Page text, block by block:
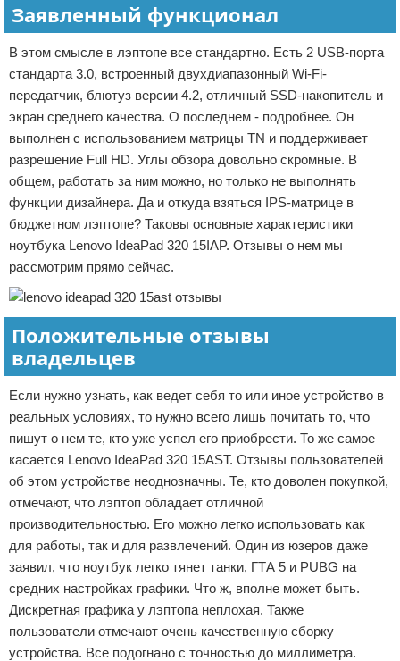
Заявленный функционал
В этом смысле в лэптопе все стандартно. Есть 2 USB-порта
стандарта 3.0, встроенный двухдиапазонный Wi-Fi-
передатчик, блютуз версии 4.2, отличный SSD-накопитель и
экран среднего качества. О последнем - подробнее. Он
выполнен с использованием матрицы TN и поддерживает
разрешение Full HD. Углы обзора довольно скромные. В
общем, работать за ним можно, но только не выполнять
функции дизайнера. Да и откуда взяться IPS-матрице в
бюджетном лэптопе? Таковы основные характеристики
ноутбука Lenovo IdeaPad 320 15IAP. Отзывы о нем мы
рассмотрим прямо сейчас.
Положительные отзывы
владельцев
Если нужно узнать, как ведет себя то или иное устройство в
реальных условиях, то нужно всего лишь почитать то, что
пишут о нем те, кто уже успел его приобрести. То же самое
касается Lenovo IdeaPad 320 15AST. Отзывы пользователей
об этом устройстве неоднозначны. Те, кто доволен покупкой,
отмечают, что лэптоп обладает отличной
производительностью. Его можно легко использовать как
для работы, так и для развлечений. Один из юзеров даже
заявил, что ноутбук легко тянет танки, ГТА 5 и PUBG на
средних настройках графики. Что ж, вполне может быть.
Дискретная графика у лэптопа неплохая. Также
пользователи отмечают очень качественную сборку
устройства. Все подогнано с точностью до миллиметра.